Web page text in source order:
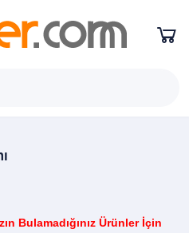
Bulamadığınız Ürünler İçin